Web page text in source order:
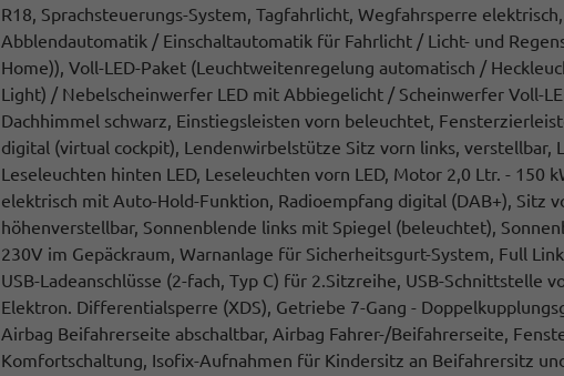
R18, Sprachsteuerungs-System, Tagfahrlicht, Wegfahrsperre
Abblendautomatik / Einschaltautomatik für Fahrlicht / Licht- und
Home)), Voll-LED-Paket (Leuchtweitenregelung automatisch /
Light) / Nebelscheinwerfer LED mit Abbiegelicht / Scheinwerfer Voll-
Dachhimmel schwarz, Einstiegsleisten vorn beleuchtet,
digital (virtual cockpit), Lendenwirbelstütze Sitz vorn links, verstellbar,
Leseleuchten hinten LED, Leseleuchten vorn LED, Motor 2,0 Ltr. - 150
elektrisch mit Auto-Hold-Funktion, Radioempfang digital (DAB+), Sitz
höhenverstellbar, Sonnenblende links mit Spiegel (beleuchtet),
230V im Gepäckraum, Warnanlage für Sicherheitsgurt-System, Full
USB-Ladeanschlüsse (2-fach, Typ C) für 2.Sitzreihe, USB-Schnittstelle
Elektron. Differentialsperre (XDS), Getriebe 7-Gang -
Airbag Beifahrerseite abschaltbar, Airbag Fahrer-/Beifahrerseite,
Komfortschaltung, Isofix-Aufnahmen für Kindersitz an Beifahrersitz